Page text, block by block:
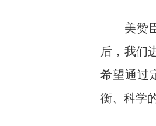
美赞臣
后，我们
希望通过
衡、科学